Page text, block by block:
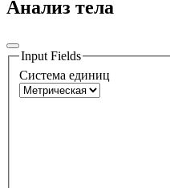
Анализ тела
Input Fields
Система единиц